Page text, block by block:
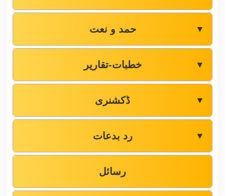
حمد و نعت ▼
خطبات-تقاریر ▼
ڈکشنری ▼
رد بدعات ▼
رسائل